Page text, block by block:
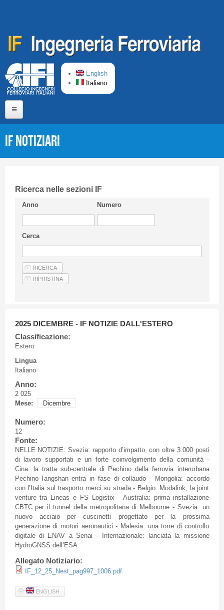
English
Italiano
CIFI in breve
Linee Guida
Privacy Policy
Articoli
IF Notiziari
Ricerca nelle sezioni IF
Anno Numero
Cerca
2025 DICEMBRE - IF NOTIZIE DALL'ESTERO
Classificazione:
Estero
Lingua
Italiano
Anno:
2 025
Mese:
Dicembre
Numero:
12
Fonte:
NELLE NOTIZIE: Svezia: rapporto d’impatto, con oltre 3.000 posti
di lavoro supportati e un forte coinvolgimento della comunità -
Cina: la tratta sub-centrale di Pechino della ferrovia interurbana
Pechino-Tangshan entra in fase di collaudo - Mongolia: accordo
con l’Italia sul trasporto merci su strada - Belgio: Modalink, la joint
venture tra Lineas e FS Logistix - Australia: prima installazione
CBTC per il tunnel della metropolitana di Melbourne - Svezia: un
nuovo acciaio per cuscinetti progettato per la prossima
generazione di motori aeronautici - Malesia: una torre di controllo
digitale di ENAV a Senai - Internazionale: lanciata la missione
HydroGNSS dell’ESA.
Allegato Notiziario:
IF_12_25_Nest_pag997_1006.pdf
ENGLISH